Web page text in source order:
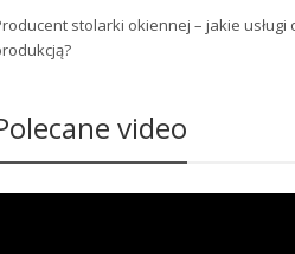
stolarki okiennej – jakie usługi
video